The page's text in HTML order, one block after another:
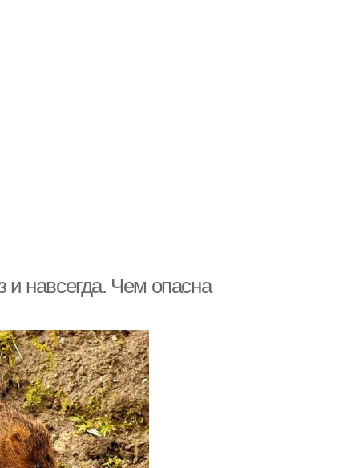
и навсегда. Чем опасна